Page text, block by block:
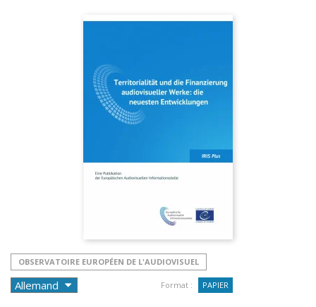
OBSERVATOIRE EUROPÉEN DE L'AUDIOVISUEL
Format : PAPIER